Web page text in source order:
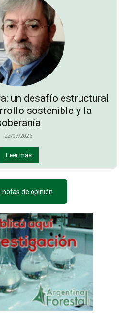
un desafío estructural
sostenible y la
22/07/2026
Leer más
notas de opinión